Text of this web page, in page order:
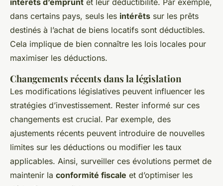
intérêts d’emprunt et leur déductibilité. Par exemple,
dans certains pays, seuls les intérêts sur les prêts
destinés à l’achat de biens locatifs sont déductibles.
Cela implique de bien connaître les lois locales pour
maximiser les déductions.
Changements récents dans la législation
Les modifications législatives peuvent influencer les
stratégies d’investissement. Rester informé sur ces
changements est crucial. Par exemple, des
ajustements récents peuvent introduire de nouvelles
limites sur les déductions ou modifier les taux
applicables. Ainsi, surveiller ces évolutions permet de
maintenir la conformité fiscale et d’optimiser les